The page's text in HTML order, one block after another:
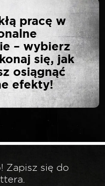
12 W 1
STAL
pracę w
– wybierz
się, jak
osiągnąć
efekty!
Zapisz się do